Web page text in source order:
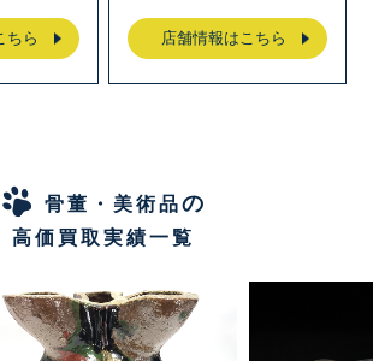
ちら 店舗情報はこちら
骨董・美術品の
高価買取実績一覧